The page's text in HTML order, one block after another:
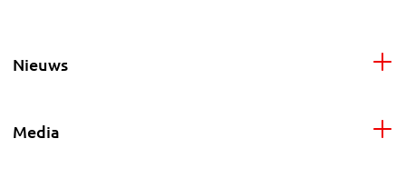
Nieuws
Media